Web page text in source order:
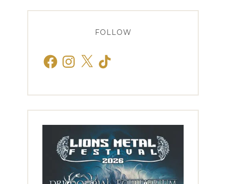
FOLLOW
FacebookInstagram
X TikTok